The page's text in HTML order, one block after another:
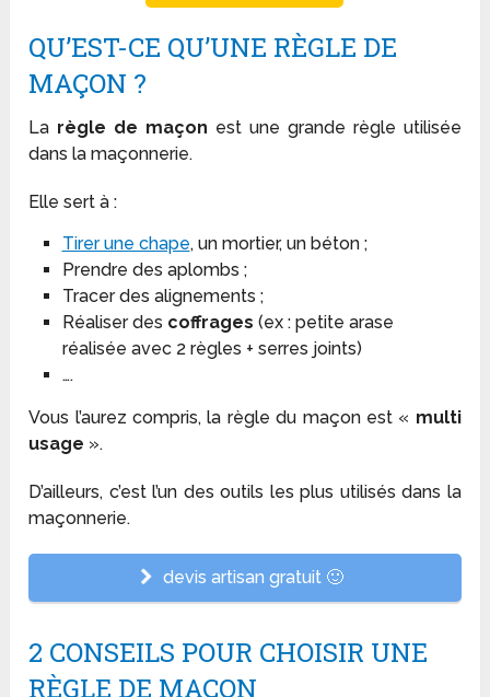
QU’EST-CE QU’UNE RÈGLE DE
MAÇON ?
La règle de maçon est une grande règle utilisée
dans la maçonnerie.
Elle sert à :
Tirer une chape, un mortier, un béton ;
Prendre des aplombs ;
Tracer des alignements ;
Réaliser des coffrages (ex : petite arase
réalisée avec 2 règles + serres joints)
….
Vous l’aurez compris, la règle du maçon est « multi
usage ».
D’ailleurs, c’est l’un des outils les plus utilisés dans la
maçonnerie.
devis artisan gratuit 🙂
2 CONSEILS POUR CHOISIR UNE
RÈGLE DE MAÇON